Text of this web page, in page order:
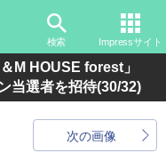
検索 Impressサイト
M HOUSE forest」
当選者を招待(30/32)
次の画像